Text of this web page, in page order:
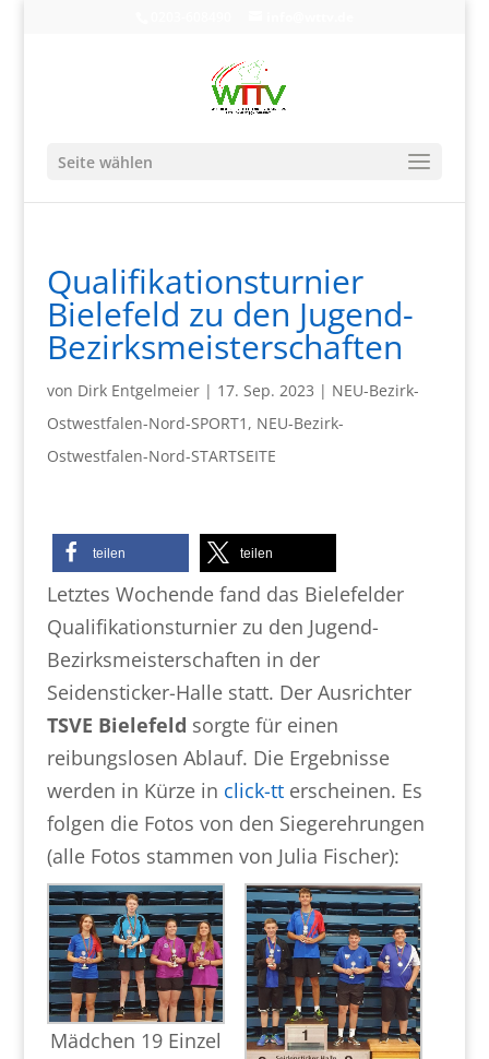
Seite wählen
Qualifikationsturnier
Bielefeld zu den Jugend-
Bezirksmeisterschaften
von Dirk Entgelmeier| 17. Sep. 2023 | NEU-Bezirk-
Ostwestfalen-Nord-SPORT1 , NEU-Bezirk-
Ostwestfalen-Nord-STARTSEITE
teilen teilen
Letztes Wochende fand das Bielefelder
Qualifikationsturnier zu den Jugend-
Bezirksmeisterschaften in der
Seidensticker-Halle statt. Der Ausrichter
TSVE Bielefeld sorgte für einen
reibungslosen Ablauf. Die Ergebnisse
werden in Kürze in click-tterscheinen. Es
folgen die Fotos von den Siegerehrungen
(alle Fotos stammen von Julia Fischer):
Mädchen 19 Einzel